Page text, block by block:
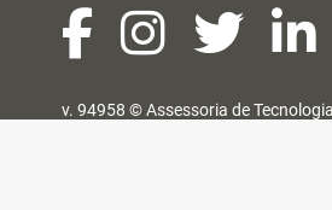
v. 94958 ©Assessoria de